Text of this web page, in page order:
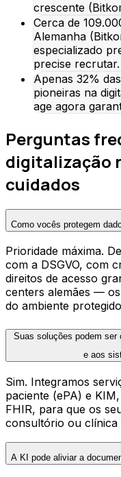
crescente
Cerca de
Alemanha
especializado
precise recrutar.
Apenas 32%
pioneiras na
age agora
Perguntas
digitalização
cuidados
Como vocês protegem
Prioridade máxima.
com a DSGVO, com
direitos de acesso
centers alemães —
do ambiente
Suas soluções podem ser
e aos
Sim. Integramos
paciente (ePA) e
FHIR, para que os
consultório ou clínica
A KI pode aliviar a